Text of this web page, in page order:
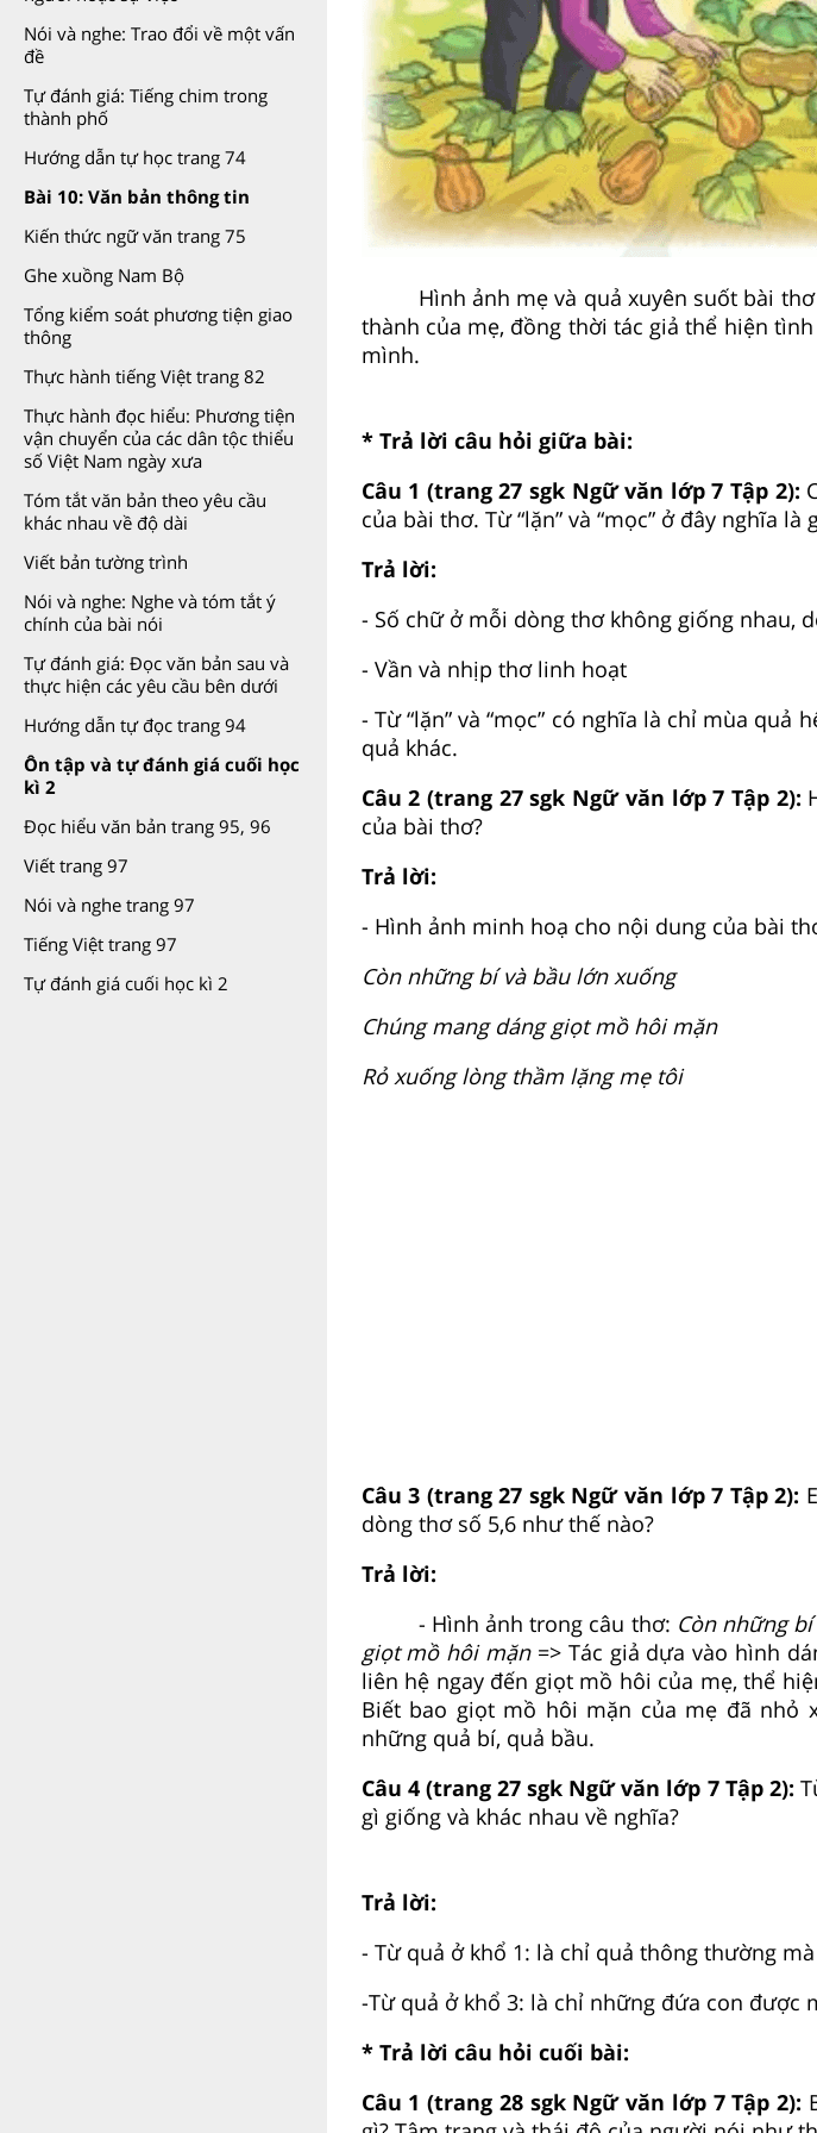
Nói và nghe: Trao đổi về một vấn
đề
Tự đánh giá: Tiếng chim trong
thành phố
Hướng dẫn tự học trang 74
Bài 10: Văn bản thông tin
Kiến thức ngữ văn trang 75
Ghe xuồng Nam Bộ
Tổng kiểm soát phương tiện giao
thông
Thực hành tiếng Việt trang 82
Thực hành đọc hiểu: Phương tiện
vận chuyển của các dân tộc thiểu
số Việt Nam ngày xưa
Tóm tắt văn bản theo yêu cầu
khác nhau về độ dài
Viết bản tường trình
Nói và nghe: Nghe và tóm tắt ý
chính của bài nói
Tự đánh giá: Đọc văn bản sau và
thực hiện các yêu cầu bên dưới
Hướng dẫn tự đọc trang 94
Ôn tập và tự đánh giá cuối học
kì 2
Đọc hiểu văn bản trang 95, 96
Viết trang 97
Nói và nghe trang 97
Tiếng Việt trang 97
Tự đánh giá cuối học kì 2
Hình ảnh mẹ và quả xuyên suốt bài
thành của mẹ, đồng thời tác giả thể hiện
mình.
* Trả lời câu hỏi giữa bài:
Câu 1 (trang 27 sgk Ngữ văn lớp 7 Tập 2):
của bài thơ. Từ “lặn” và “mọc” ở đây nghĩa là
Trả lời:
- Số chữ ở mỗi dòng thơ không giống nhau,
- Vần và nhịp thơ linh hoạt
- Từ “lặn” và “mọc” có nghĩa là chỉ mùa
quả khác.
Câu 2 (trang 27 sgk Ngữ văn lớp 7 Tập 2):
của bài thơ?
Trả lời:
- Hình ảnh minh hoạ cho nội dung của bài
Còn những bí và bầu lớn xuống
Chúng mang dáng giọt mồ hôi mặn
Rỏ xuống lòng thầm lặng mẹ tôi
Câu 3 (trang 27 sgk Ngữ văn lớp 7 Tập 2):
dòng thơ số 5,6 như thế nào?
Trả lời:
- Hình ảnh trong câu thơ: Còn những
giọt mồ hôi mặn=> Tác giả dựa vào hình
liên hệ ngay đến giọt mồ hôi của mẹ, thể
Biết bao giọt mồ hôi mặn của mẹ đã nhỏ
những quả bí, quả bầu.
Câu 4 (trang 27 sgk Ngữ văn lớp 7 Tập 2):
gì giống và khác nhau về nghĩa?
Trả lời:
- Từ quả ở khổ 1: là chỉ quả thông thường
-Từ quả ở khổ 3: là chỉ những đứa con được
* Trả lời câu hỏi cuối bài:
Câu 1 (trang 28 sgk Ngữ văn lớp 7 Tập 2):